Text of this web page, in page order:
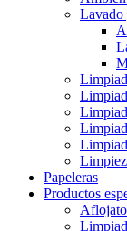
Lavado
Papeleras
Productos